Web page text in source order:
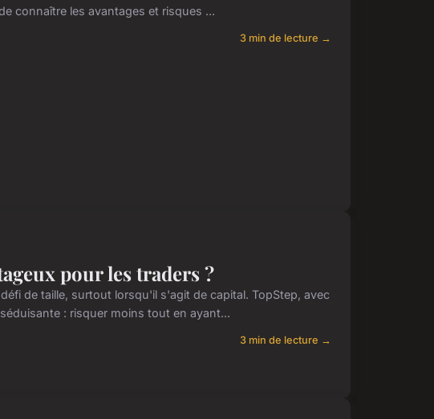
connaître les avantages et risques ...
3 min de lecture →
pour les traders ?
de taille, surtout lorsqu'il s'agit de capital. TopStep, avec
: risquer moins tout en ayant...
3 min de lecture →